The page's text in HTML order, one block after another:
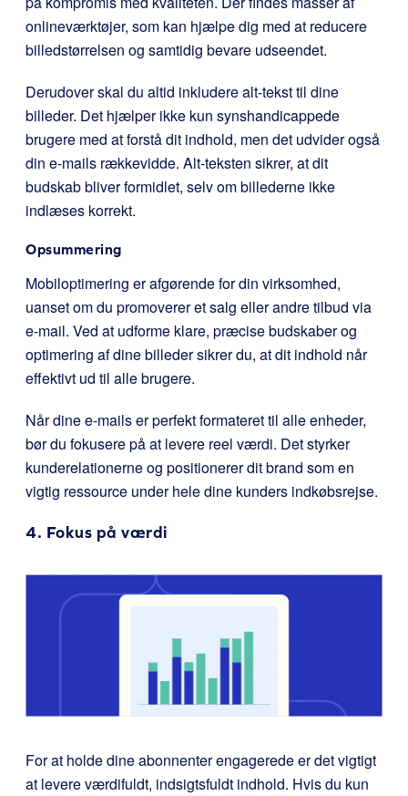
onlineværktøjer, som kan hjælpe dig med at reducere
billedstørrelsen og samtidig bevare udseendet.
Derudover skal du altid inkludere alt-tekst til dine
billeder. Det hjælper ikke kun synshandicappede
brugere med at forstå dit indhold, men det udvider også
din e-mails rækkevidde. Alt-teksten sikrer, at dit
budskab bliver formidlet, selv om billederne ikke
indlæses korrekt.
Opsummering
Mobiloptimering er afgørende for din virksomhed,
uanset om du promoverer et salg eller andre tilbud via
e-mail. Ved at udforme klare, præcise budskaber og
optimering af dine billeder sikrer du, at dit indhold når
effektivt ud til alle brugere.
Når dine e-mails er perfekt formateret til alle enheder,
bør du fokusere på at levere reel værdi. Det styrker
kunderelationerne og positionerer dit brand som en
vigtig ressource under hele dine kunders indkøbsrejse.
4. Fokus på værdi
For at holde dine abonnenter engagerede er det vigtigt
at levere værdifuldt, indsigtsfuldt indhold. Hvis du kun